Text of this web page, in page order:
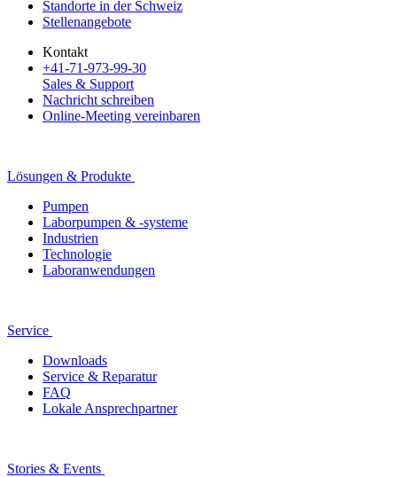
Standorte in der Schweiz
Stellenangebote
Kontakt
+41-71-973-99-30
Sales & Support
Nachricht schreiben
Online-Meeting vereinbaren
Lösungen & Produkte
Pumpen
Laborpumpen & -systeme
Industrien
Technologie
Laboranwendungen
Service
Downloads
Service & Reparatur
FAQ
Lokale Ansprechpartner
Stories & Events